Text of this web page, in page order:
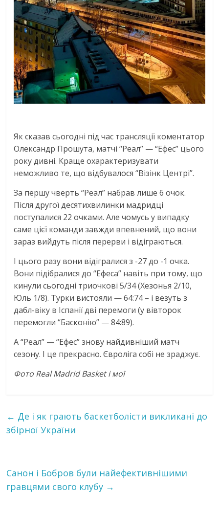
Як сказав сьогодні під час трансляції коментатор
Олександр Прошута, матчі “Реал” — “Ефес” цього
року дивні. Краще охарактеризувати
неможливо те, що відбувалося “Візінк Центрі”.
За першу чверть “Реал” набрав лише 6 очок.
Після другої десятихвилинки мадридці
поступалися 22 очками. Але чомусь у випадку
саме цієї команди завжди впевнений, що вони
зараз вийдуть після перерви і відіграються.
І цього разу вони відігралися з -27 до -1 очка.
Вони підібралися до “Ефеса” навіть при тому, що
кинули сьогодні триочкові 5/34 (Хезонья 2/10,
Юль 1/8). Турки вистояли — 64:74 – і везуть з
дабл-віку в Іспанії дві перемоги (у вівторок
перемогли “Басконію” — 84:89).
А “Реал” — “Ефес” знову найдивніший матч
сезону. І це прекрасно. Євроліга собі не зраджує.
Фото Real Madrid Basket і мої
← Де і як грають баскетболісти викликані до
збірної України
Санон і Бобров були найефективнішими
гравцями свого клубу →